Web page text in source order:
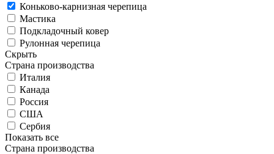
Коньково-карнизная черепица
Мастика
Подкладочный ковер
Рулонная черепица
Скрыть
Страна производства
Италия
Канада
Россия
США
Сербия
Показать все
Страна производства